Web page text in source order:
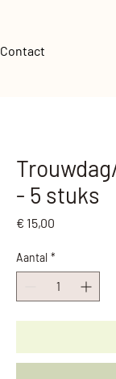
Contact
- 5 stuks
€ 15,00
Aantal *